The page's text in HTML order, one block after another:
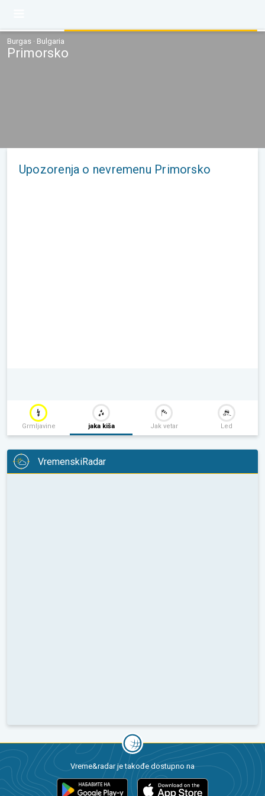
Burgas · Bulgaria
Primorsko
Upozorenja o nevremenu Primorsko
Grmljavine jaka kiša Jak vetar Led
VremenskiRadar
Vreme&radar je takođe dostupno na